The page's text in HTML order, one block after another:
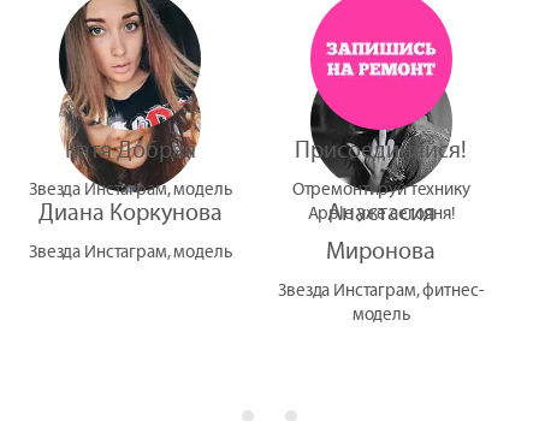
Диана Коркунова
Звезда Инстаграм, модель
Анастасия
Миронова
Звезда Инстаграм, фитнес-
модель
Катя Добрая
Звезда Инстаграм, модель
Присоединяйся!
Отремонтируй технику
Apple уже сегодня!